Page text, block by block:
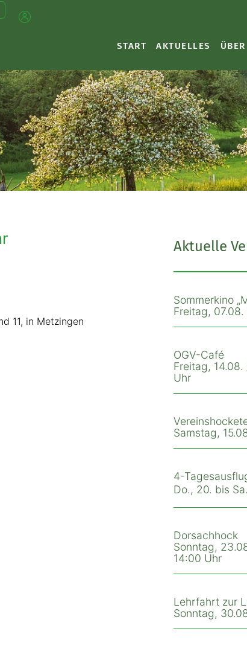
START AKTUELLES
11, in Metzingen
Aktuelle
Sommerkino
Freitag,
OGV-Café
Freitag, 14.08.
Uhr
Samstag,
4-
Do., 20. bis
Dorsachhock
Sonntag,
14:00 Uhr
Lehrfahrt zur
Sonntag,